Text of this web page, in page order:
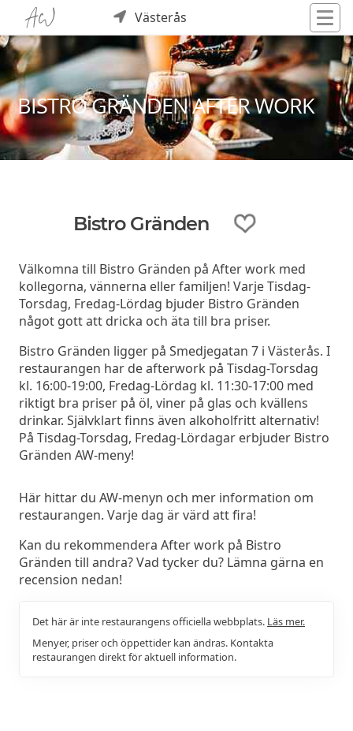
Västerås
BISTRO GRÄNDEN AFTER WORK
Bistro Gränden
Välkomna till Bistro Gränden på After work med
kollegorna, vännerna eller familjen! Varje Tisdag-
Torsdag, Fredag-Lördag bjuder Bistro Gränden
något gott att dricka och äta till bra priser.
Bistro Gränden ligger på Smedjegatan 7 i Västerås. I
restaurangen har de afterwork på Tisdag-Torsdag
kl. 16:00-19:00, Fredag-Lördag kl. 11:30-17:00 med
riktigt bra priser på öl, viner på glas och kvällens
drinkar. Självklart finns även alkoholfritt alternativ!
På Tisdag-Torsdag, Fredag-Lördagar erbjuder Bistro
Gränden AW-meny!
Här hittar du AW-menyn och mer information om
restaurangen. Varje dag är värd att fira!
Kan du rekommendera After work på Bistro
Gränden till andra? Vad tycker du? Lämna gärna en
recension nedan!
Det här är inte restaurangens officiella webbplats. Läs mer.
Menyer, priser och öppettider kan ändras. Kontakta
restaurangen direkt för aktuell information.